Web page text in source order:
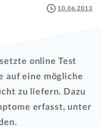
10.06.2013
online Test
auf eine mögliche
zu liefern. Dazu
erfasst, unter